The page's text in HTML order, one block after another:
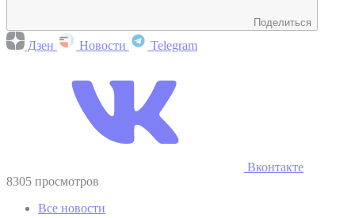
Поделиться
Дзен Новости Telegram
Вконтакте
8305 просмотров
Все новости